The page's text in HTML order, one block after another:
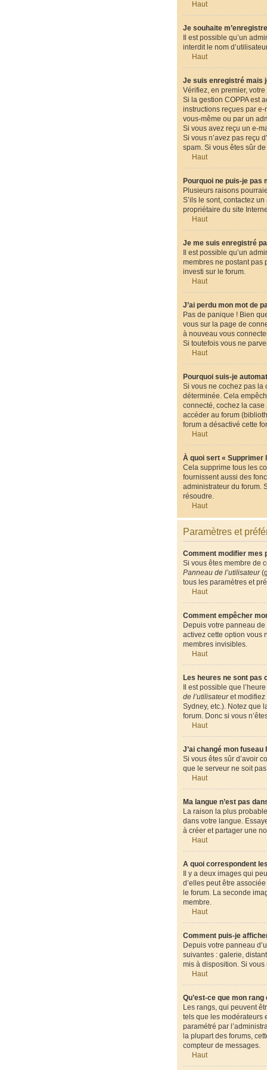
Haut
Je souhaite
Il est possible qu’un
interdit le nom
Haut
Je suis enregistré mais
Vérifiez, en premier,
Si la gestion COPPA est
instructions reçues par
vous-même ou par un
Si vous avez reçu un e-
Si vous n’avez pas reçu
spam. Si vous êtes sûr
Haut
Pourquoi ne puis-je pas
Plusieurs raisons
S’ils le sont, contactez
propriétaire du site
Haut
Je me suis enregistré
Il est possible qu’un
membres ne postant pas
investi sur le forum.
Haut
J’ai perdu mon mot de
Pas de panique ! Bien
vous sur la page de
à nouveau vous
Si toutefois vous ne
Haut
Pourquoi suis-je
Si vous ne cochez pas la
déterminée. Cela
connecté, cochez la case
accéder au forum
forum a désactivé cette
Haut
À quoi sert « Supprimer
Cela supprime tous les
fournissent aussi des
administrateur du forum.
résoudre.
Haut
Paramètres et
Comment modifier mes
Si vous êtes membre de
Panneau de l’utilisateur
tous les paramètres et
Haut
Comment empêcher
Depuis votre panneau
activez cette option vous
membres invisibles.
Haut
Les heures ne sont pas
Il est possible que
de l’utilisateuret modifiez
Sydney, etc.). Notez que
forum. Donc si vous
Haut
J’ai changé mon
Si vous êtes sûr d’avoir
que le serveur ne soit
Haut
Ma langue n’est pas
La raison la plus
dans votre langue.
à créer et partager une
Haut
A quoi correspondent
Il y a deux images qui
d’elles peut être
le forum. La seconde
membre.
Haut
Comment puis-je
Depuis votre panneau
suivantes : galerie,
mis à disposition. Si vous
Haut
Qu’est-ce que mon
Les rangs, qui peuvent
tels que les modérateurs
paramétré par
la plupart des forums,
compteur de messages.
Haut